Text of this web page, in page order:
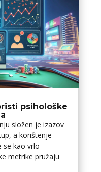
psihološke
složen je izazov
a korištenje
se kao vrlo
metrike pružaju